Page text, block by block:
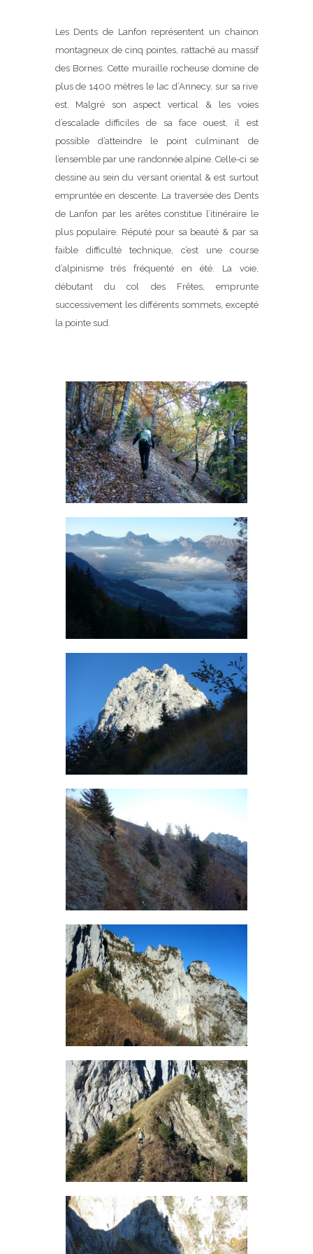
Les Dents de Lanfon représentent un chainon
montagneux de cinq pointes, rattaché au massif
des Bornes. Cette muraille rocheuse domine de
plus de 1400 mètres le lac d’Annecy, sur sa rive
est. Malgré son aspect vertical & les voies
d’escalade difficiles de sa face ouest, il est
possible d’atteindre le point culminant de
l’ensemble par une randonnée alpine. Celle-ci se
dessine au sein du versant oriental & est surtout
empruntée en descente. La traversée des Dents
de Lanfon par les arêtes constitue l’itinéraire le
plus populaire. Réputé pour sa beauté & par sa
faible difficulté technique, c’est une course
d’alpinisme très fréquenté en été. La voie,
débutant du col des Frêtes, emprunte
successivement les différents sommets, excepté
la pointe sud.